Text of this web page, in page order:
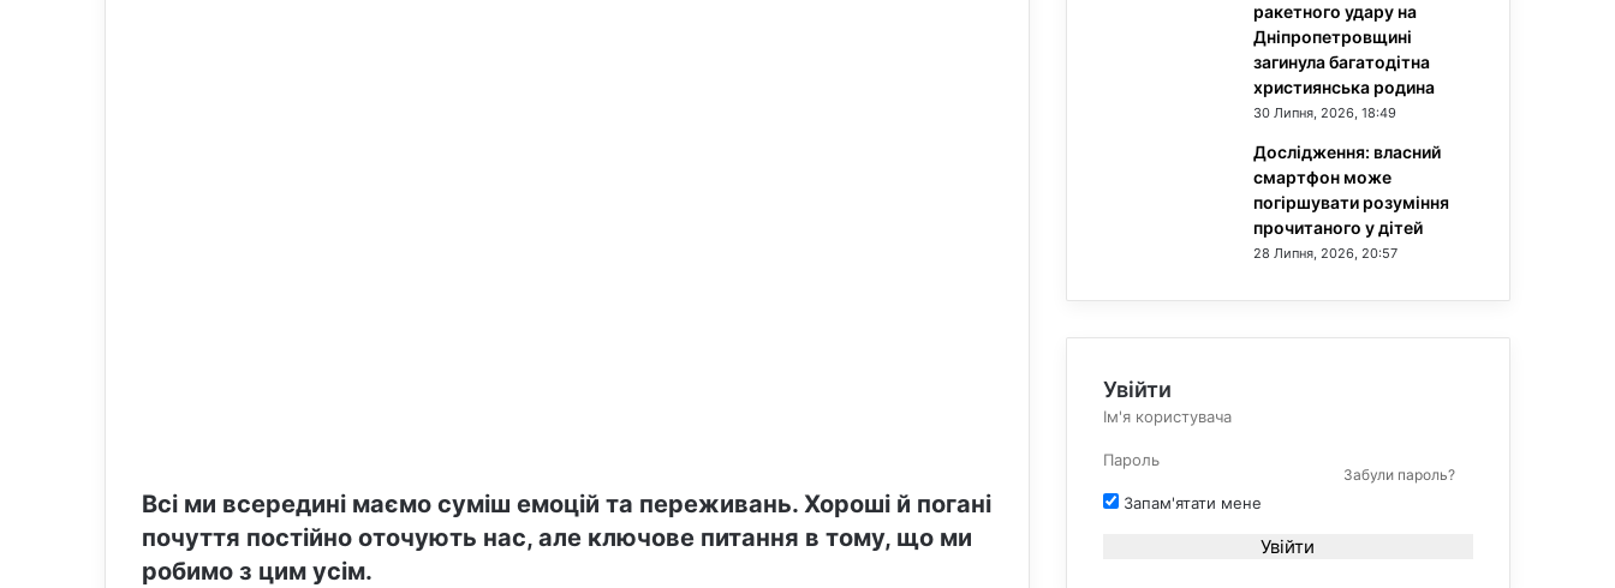
Всі ми всередині маємо суміш емоцій та переживань. Хороші й погані
почуття постійно оточують нас, але ключове питання в тому, що ми
робимо з цим усім.
ракетного удару на
Дніпропетровщині
загинула багатодітна
християнська родина
30 Липня, 2026, 18:49
Дослідження: власний
смартфон може
погіршувати розуміння
прочитаного у дітей
28 Липня, 2026, 20:57
Увійти
Забули пароль?
Запам'ятати мене
Увійти